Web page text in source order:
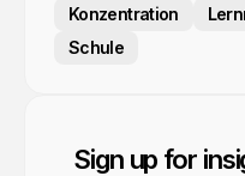
Konzentration
Schule
Sign up for